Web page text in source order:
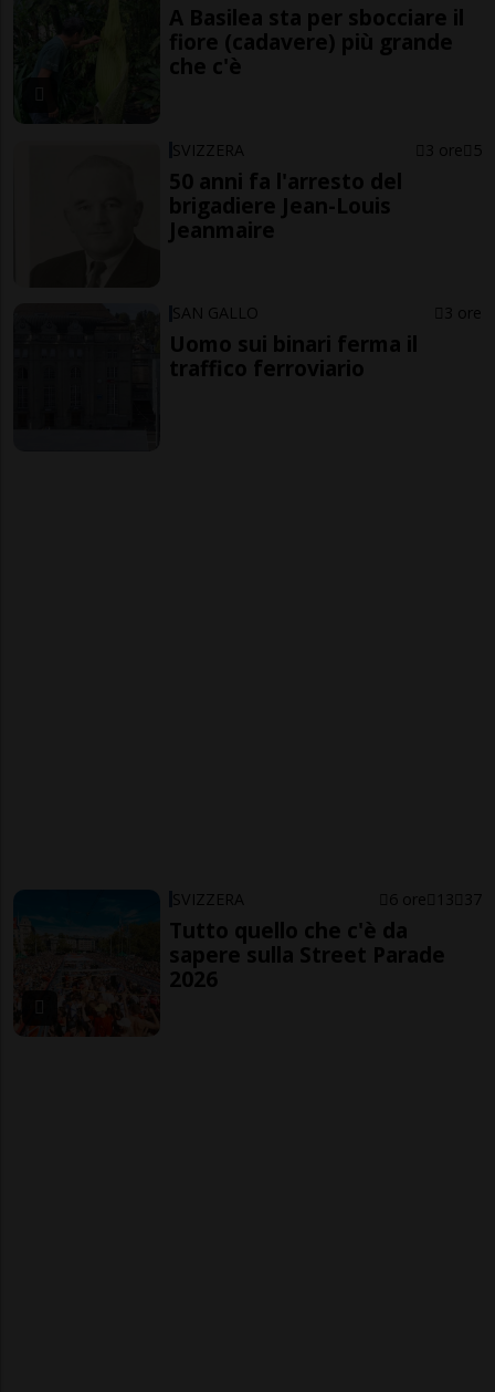
A Basilea sta per sbocciare il
fiore (cadavere) più grande
che c'è
SVIZZERA 3 ore 5
50 anni fa l'arresto del
brigadiere Jean-Louis
Jeanmaire
SAN GALLO 3 ore
Uomo sui binari ferma il
traffico ferroviario
SVIZZERA 6 ore 13 37
Tutto quello che c'è da
sapere sulla Street Parade
2026